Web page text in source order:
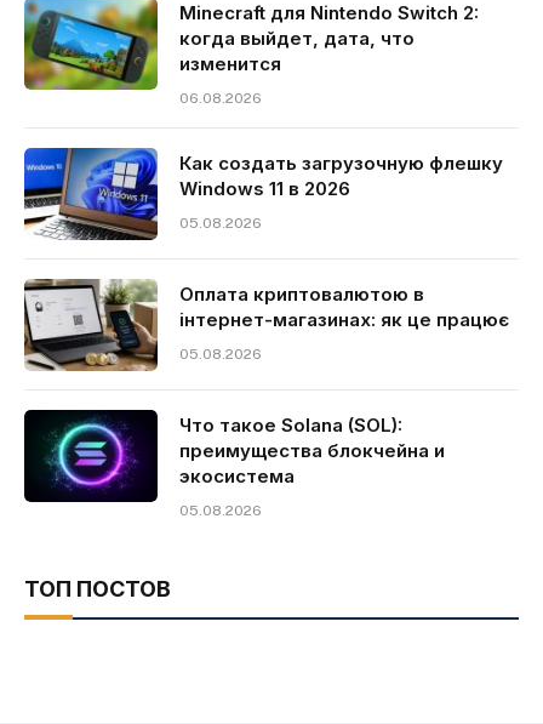
Minecraft для Nintendo Switch 2:
когда выйдет, дата, что
изменится
06.08.2026
Как создать загрузочную флешку
Windows 11 в 2026
05.08.2026
Оплата криптовалютою в
інтернет-магазинах: як це працює
05.08.2026
Что такое Solana (SOL):
преимущества блокчейна и
экосистема
05.08.2026
ТОП ПОСТОВ